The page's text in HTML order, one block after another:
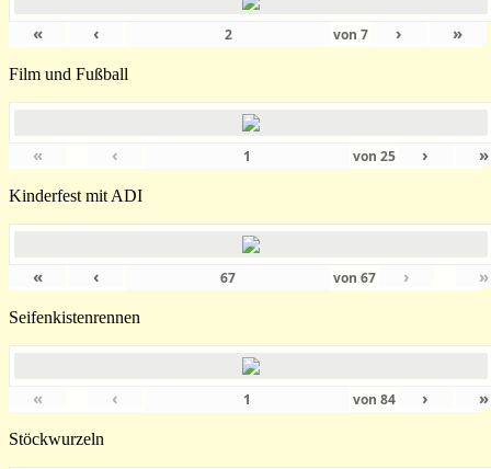
« ‹ von7 › »
Film und Fußball
« ‹ von 25 › »
Kinderfest mit ADI
« ‹ von67 › »
Seifenkistenrennen
« ‹ von 84 › »
Stöckwurzeln